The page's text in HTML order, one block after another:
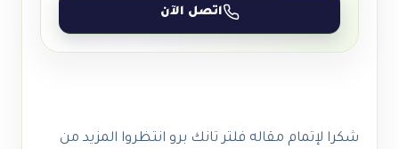
اتصل الآن
شكرا لإتمام مقاله فلتر تانك برو انتظروا المزيد من